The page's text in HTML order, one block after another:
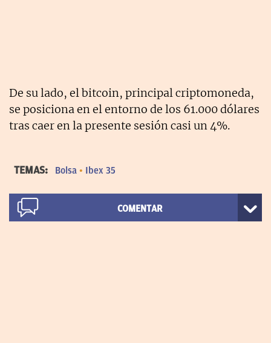
De su lado, el bitcoin, principal criptomoneda,
se posiciona en el entorno de los 61.000 dólares
tras caer en la presente sesión casi un 4%.
TEMAS: Bolsa Ibex 35
COMENTAR